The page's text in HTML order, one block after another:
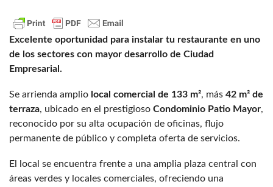
Excelente oportunidad para instalar tu restaurante en uno
de los sectores con mayor desarrollo de Ciudad
Empresarial.
Se arrienda amplio local comercial de 133 m², más 42 m² de
terraza, ubicado en el prestigioso Condominio Patio Mayor,
reconocido por su alta ocupación de oficinas, flujo
permanente de público y completa oferta de servicios.
El local se encuentra frente a una amplia plaza central con
áreas verdes y locales comerciales, ofreciendo una